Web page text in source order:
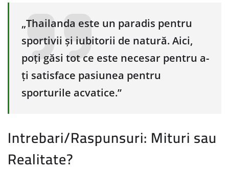
„Thailanda este un paradis pentru
sportivii și iubitorii de natură. Aici,
poți găsi tot ce este necesar pentru a-
ți satisface pasiunea pentru
sporturile acvatice.”
Intrebari/Raspunsuri: Mituri sau
Realitate?